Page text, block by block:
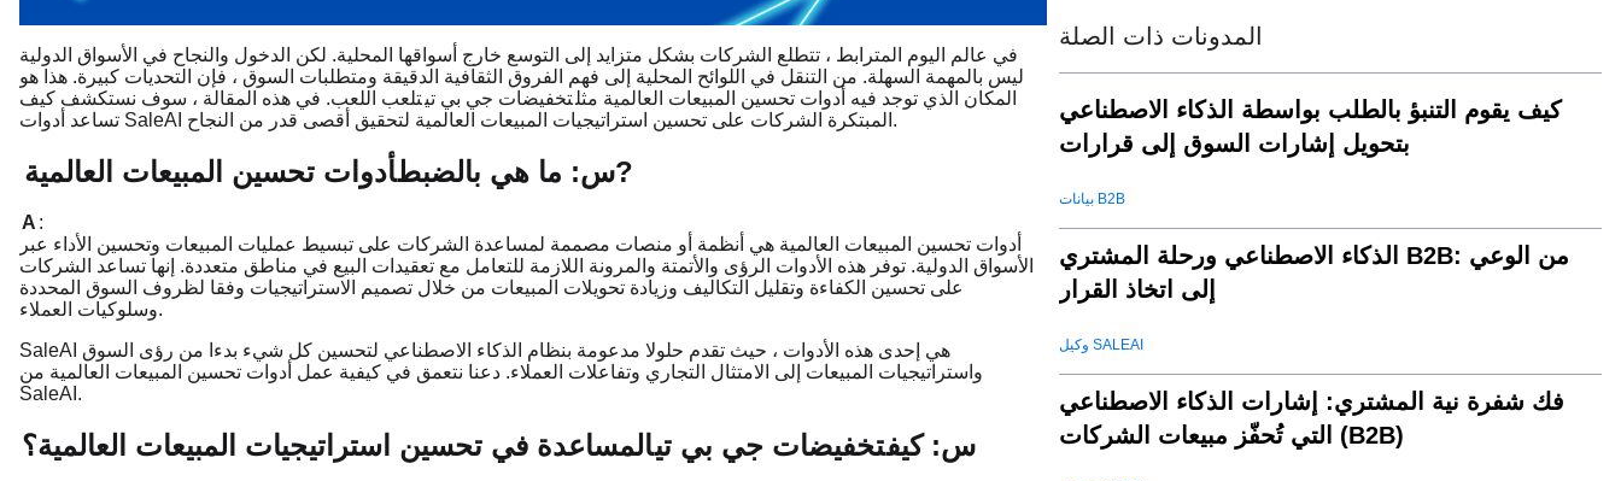
في عالم اليوم المترابط ، تتطلع الشركات بشكل متزايد إلى التوسع خارج أسواقها المحلية. لكن الدخول والنجاح في الأسواق الدولية
ليس بالمهمة السهلة. من التنقل في اللوائح المحلية إلى فهم الفروق الثقافية الدقيقة ومتطلبات السوق ، فإن التحديات كبيرة. هذا هو
المكان الذي توجد فيه أدوات تحسين المبيعات العالمية مثلتخفيضات جي بي تيتلعب اللعب. في هذه المقالة ، سوف نستكشف كيف
تساعد أدوات SaleAI المبتكرة الشركات على تحسين استراتيجيات المبيعات العالمية لتحقيق أقصى قدر من النجاح.
س: ما هي بالضبطأدوات تحسين المبيعات العالمية ?
A :
أدوات تحسين المبيعات العالمية هي أنظمة أو منصات مصممة لمساعدة الشركات على تبسيط عمليات المبيعات وتحسين الأداء عبر
الأسواق الدولية. توفر هذه الأدوات الرؤى والأتمتة والمرونة اللازمة للتعامل مع تعقيدات البيع في مناطق متعددة. إنها تساعد الشركات
على تحسين الكفاءة وتقليل التكاليف وزيادة تحويلات المبيعات من خلال تصميم الاستراتيجيات وفقا لظروف السوق المحددة
وسلوكيات العملاء.
SaleAI هي إحدى هذه الأدوات ، حيث تقدم حلولا مدعومة بنظام الذكاء الاصطناعي لتحسين كل شيء بدءا من رؤى السوق
واستراتيجيات المبيعات إلى الامتثال التجاري وتفاعلات العملاء. دعنا نتعمق في كيفية عمل أدوات تحسين المبيعات العالمية من
SaleAI.
س: كيفتخفيضات جي بي تيالمساعدة في تحسين استراتيجيات المبيعات العالمية؟
المدونات ذات الصلة
كيف يقوم التنبؤ بالطلب بواسطة الذكاء الاصطناعي
بتحويل إشارات السوق إلى قرارات
بيانات B2B
الذكاء الاصطناعي ورحلة المشتري B2B: من الوعي
إلى اتخاذ القرار
وكيل SALEAI
فك شفرة نية المشتري: إشارات الذكاء الاصطناعي
التي تُحفّز مبيعات الشركات (B2B)